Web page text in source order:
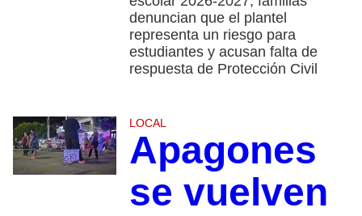
denuncian que el plantel
representa un riesgo para
estudiantes y acusan falta de
respuesta de Protección Civil
LOCAL
Apagones
se vuelven